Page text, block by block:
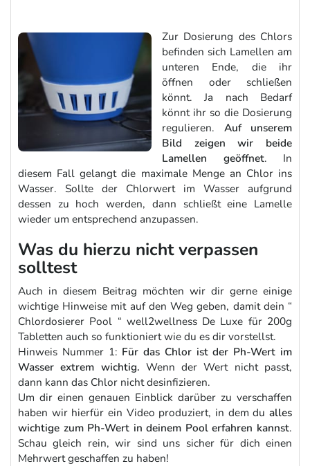
Zur Dosierung des Chlors
befinden sich Lamellen am
unteren Ende, die ihr
öffnen oder schließen
könnt. Ja nach Bedarf
könnt ihr so die Dosierung
regulieren. Auf unserem
Bild zeigen wir beide
Lamellen geöffnet. In
diesem Fall gelangt die maximale Menge an Chlor ins
Wasser. Sollte der Chlorwert im Wasser aufgrund
dessen zu hoch werden, dann schließt eine Lamelle
wieder um entsprechend anzupassen.
Was du hierzu nicht verpassen
solltest
Auch in diesem Beitrag möchten wir dir gerne einige
wichtige Hinweise mit auf den Weg geben, damit dein “
Chlordosierer Pool “ well2wellness De Luxe für 200g
Tabletten auch so funktioniert wie du es dir vorstellst.
Hinweis Nummer 1: Für das Chlor ist der Ph-Wert im
Wasser extrem wichtig. Wenn der Wert nicht passt,
dann kann das Chlor nicht desinfizieren.
Um dir einen genauen Einblick darüber zu verschaffen
haben wir hierfür ein Video produziert, in dem du alles
wichtige zum Ph-Wert in deinem Pool erfahren kannst.
Schau gleich rein, wir sind uns sicher für dich einen
Mehrwert geschaffen zu haben!